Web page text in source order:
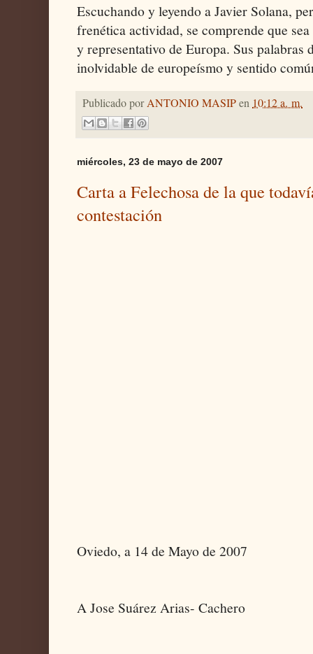
Escuchando y leyendo a Javier Solana,
frenética actividad, se comprende que
y representativo de Europa. Sus palabras
inolvidable de europeísmo y sentido
Publicado porANTONIO MASIPen 10:12 a. m.
miércoles, 23 de mayo de 2007
Carta a Felechosa de la que
contestación
Oviedo, a 14 de Mayo de 2007
A Jose Suárez Arias- Cachero